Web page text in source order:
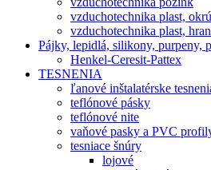
vzduchotechnika plast,
vzduchotechnika plast,
Pájky, lepidlá, silikony, purpeny,
Henkel-Ceresit-Pattex
TESNENIA
ľanové inštalatérske
teflónové pásky
teflónové nite
vaňové pasky a PVC
tesniace šnúry
lojové